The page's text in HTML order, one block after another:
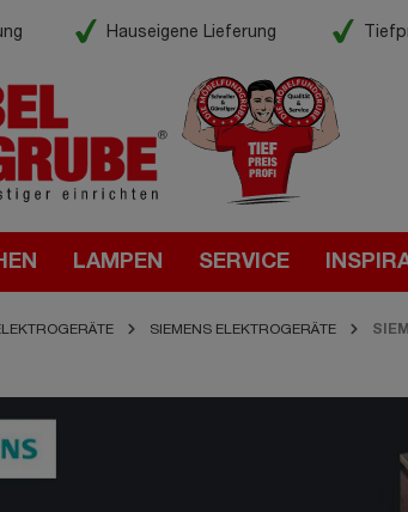
Hauseigene Lieferung
LAMPEN SERVICE
SIEMENS ELEKTROGERÄTE